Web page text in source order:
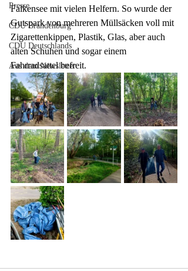
Presse
CDU Brandenburg
CDU Deutschlands
Aus dem Newsletter
Falkensee mit vielen Helfern. So wurde der
Gutspark von mehreren Müllsäcken voll mit
Zigarettenkippen, Plastik, Glas, aber auch
alten Schuhen und sogar einem
Fahrradsattel befreit.